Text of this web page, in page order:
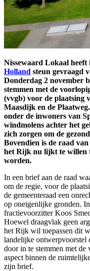
Nissewaard Lokaal heeft
Holland steun gevraagd
Donderdag 2 november
stemmen met de
(vvgb) voor de plaatsing
Maasdijk en de
onder de inwoners van
windmolens achter het
zich zorgen om de
Bovendien is de raad
het Rijk nu lijkt te willen
worden.
In een brief aan de raad
om de regie, voor de
de gemeenteraad een
op oneigenlijke gronden.
fractievoorzitter Koos
Hoewel draagvlak geen
het Rijk wil toepassen dit
landelijke ontwerpvoorstel
door in te stemmen met
aspect binnen de
zijn brief.